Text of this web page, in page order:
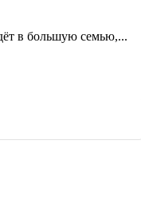
в большую семью,...